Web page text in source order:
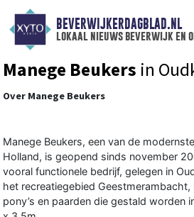
BEVERWIJKERDAGBLAD.NL
lokaal nieuws beverwijk en
Manege Beukers in
Over Manege Beukers
Manege Beukers, een van de
Holland, is geopend sinds november
vooral functionele bedrijf, gelegen in
het recreatiegebied Geestmerambacht,
pony’s en paarden die gestald worden